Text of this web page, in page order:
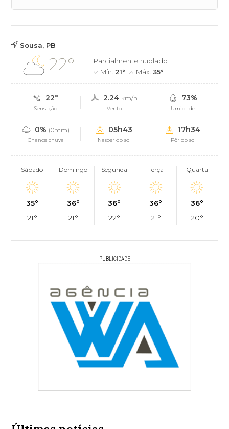
Sousa, PB
22°
Parcialmente nublado
Mín. 21° Máx.35°
22°
Sensação
2.24 km/h
Vento
73%
Umidade
0% (0mm)
Chance chuva
05h43
Nascer do sol
17h34
Pôr do sol
Sábado
35°
21°
Domingo
36°
21°
Segunda
36°
22°
Terça
36°
21°
Quarta
36°
20°
PUBLICIDADE